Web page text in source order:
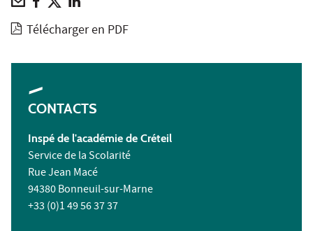
Télécharger en PDF
CONTACTS
Inspé de l'académie de Créteil
Service de la Scolarité
Rue Jean Macé
94380 Bonneuil-sur-Marne
+33 (0)1 49 56 37 37